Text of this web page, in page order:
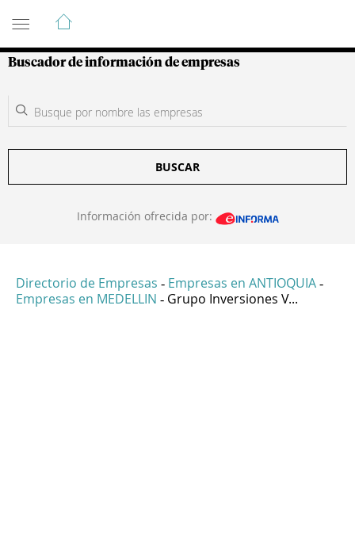
Guía de Empresas Colombianas
Buscador de información de empresas
BUSCAR
Información ofrecida por:
Directorio de Empresas - Empresas en ANTIOQUIA -
Empresas en MEDELLIN - Grupo Inversiones V...